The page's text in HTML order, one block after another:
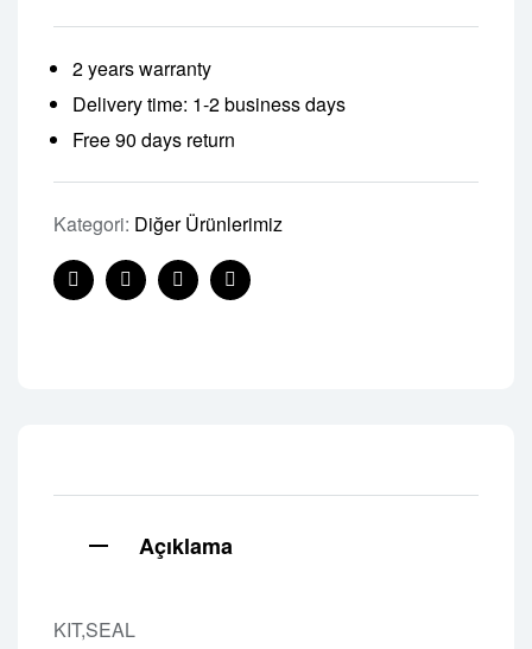
2 years warranty
Delivery time: 1-2 business days
Free 90 days return
Kategori: Diğer Ürünlerimiz
FacebookTwitterLinkedinPinterest
Açıklama
KIT,SEAL